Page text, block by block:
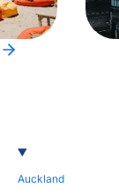
Auckland